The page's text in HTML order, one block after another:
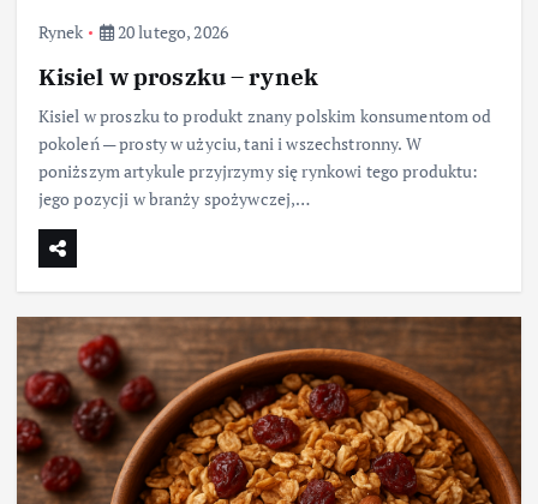
Rynek 20 lutego, 2026
Kisiel w proszku – rynek
Kisiel w proszku to produkt znany polskim konsumentom od
pokoleń — prosty w użyciu, tani i wszechstronny. W
poniższym artykule przyjrzymy się rynkowi tego produktu:
jego pozycji w branży spożywczej,…